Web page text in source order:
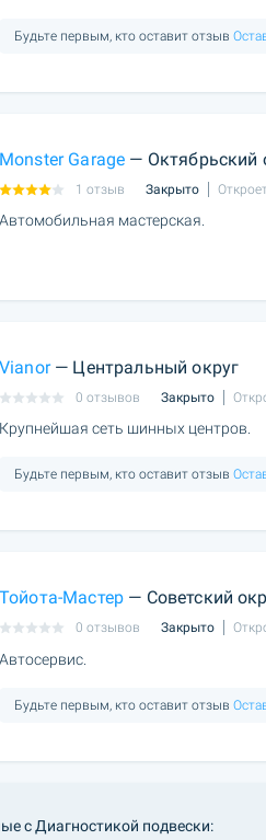
Будьте первым, кто оставит отзыв
Monster Garage — Октябрьский
1 отзыв Закрыто
Автомобильная мастерская.
Vianor— Центральный округ
0 отзывов Закрыто
Крупнейшая сеть шинных центров.
Будьте первым, кто оставит отзыв
Тойота-Мастер — Советский
0 отзывов Закрыто
Автосервис.
Будьте первым, кто оставит отзыв
с Диагностикой подвески: